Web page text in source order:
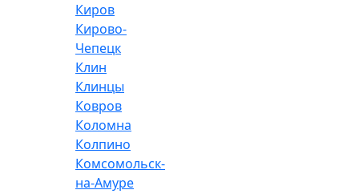
Киров
Кирово-
Чепецк
Клин
Клинцы
Ковров
Коломна
Колпино
Комсомольск-
на-Амуре